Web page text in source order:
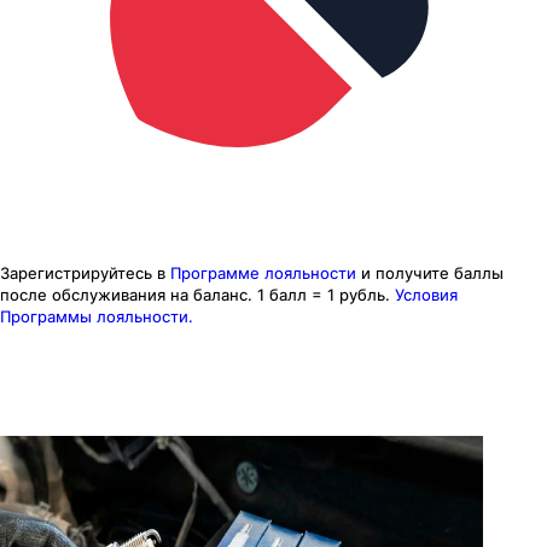
Зарегистрируйтесь в Программе лояльности и получите баллы
после обслуживания на баланс. 1 балл = 1 рубль. Условия
Программы лояльности.